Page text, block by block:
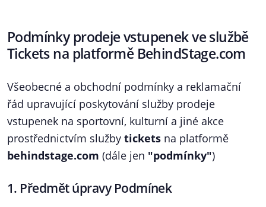
Podmínky prodeje vstupenek ve službě
Tickets na platformě BehindStage.com
Všeobecné a obchodní podmínky a reklamační
řád upravující poskytování služby prodeje
vstupenek na sportovní, kulturní a jiné akce
prostřednictvím služby tickets na platformě
behindstage.com (dále jen "podmínky")
1. Předmět úpravy Podmínek